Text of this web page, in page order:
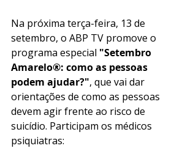
Na próxima terça-feira, 13 de
setembro, o ABP TV promove o
programa especial "Setembro
Amarelo®: como as pessoas
podem ajudar?", que vai dar
orientações de como as pessoas
devem agir frente ao risco de
suicídio. Participam os médicos
psiquiatras: